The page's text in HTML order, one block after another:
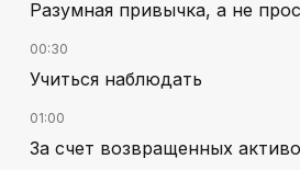
Разумная привычка, а не
00:30
Учиться наблюдать
01:00
За счет возвращенных